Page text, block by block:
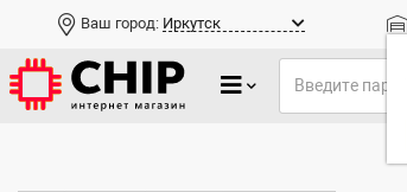
Ваш город: Иркутск